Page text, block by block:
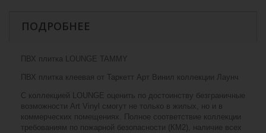
ПОДРОБНЕЕ
ПВХ плитка LOUNGE TAMMY
ПВХ плитка клеевая от Таркетт Арт Винил коллекции Лаунч
С коллекцией LOUNGE оценить по достоинству безграничные
возможности Art Vinyl смогут не только в жилых, но и в
коммерческих помещениях. Полное соответствие коллекции
требованиям по пожарной безопасности (КМ2), наличие всех